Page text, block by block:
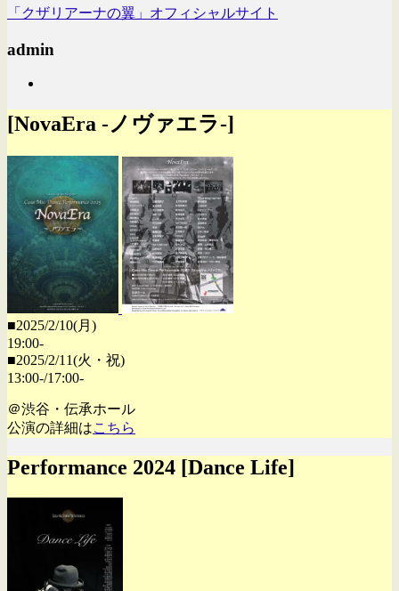
「クザリアーナの翼」オフィシャルサイト
admin
[NovaEra -ノヴァエラ-]
■2025/2/10(月)
19:00-
■2025/2/11(火・祝)
13:00-/17:00-
＠渋谷・伝承ホール
公演の詳細はこちら
Performance 2024 [Dance Life]